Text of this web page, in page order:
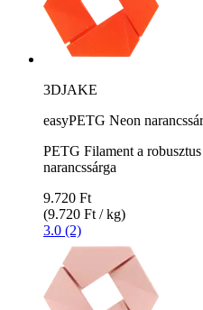
3DJAKE
easyPETG Neon
PETG Filament a
narancssárga
9.720 Ft
(9.720 Ft / kg)
3.0 (2)